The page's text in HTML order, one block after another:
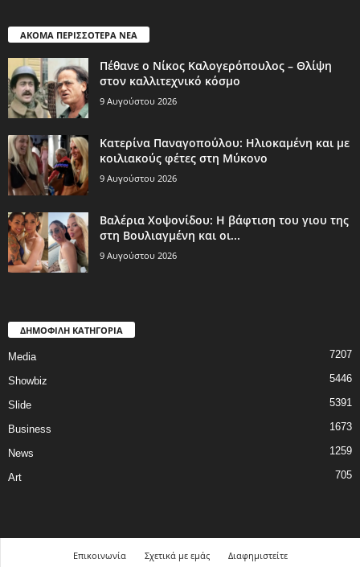
ΑΚΟΜΑ ΠΕΡΙΣΣΟΤΕΡΑ ΝΕΑ
Πέθανε ο Νίκος Καλογερόπουλος – Θλίψη
στον καλλιτεχνικό κόσμο
9 Αυγούστου 2026
Κατερίνα Παναγοπούλου: Ηλιοκαμένη και με
κοιλιακούς φέτες στη Μύκονο
9 Αυγούστου 2026
Βαλέρια Χοψονίδου: Η βάφτιση του γιου της
στη Βουλιαγμένη και οι...
9 Αυγούστου 2026
ΔΗΜΟΦΙΛΗ ΚΑΤΗΓΟΡΙΑ
Media 7207
Showbiz 5446
Slide 5391
Business 1673
News 1259
Art 705
Επικοινωνία Σχετικά με εμάς Διαφημιστείτε